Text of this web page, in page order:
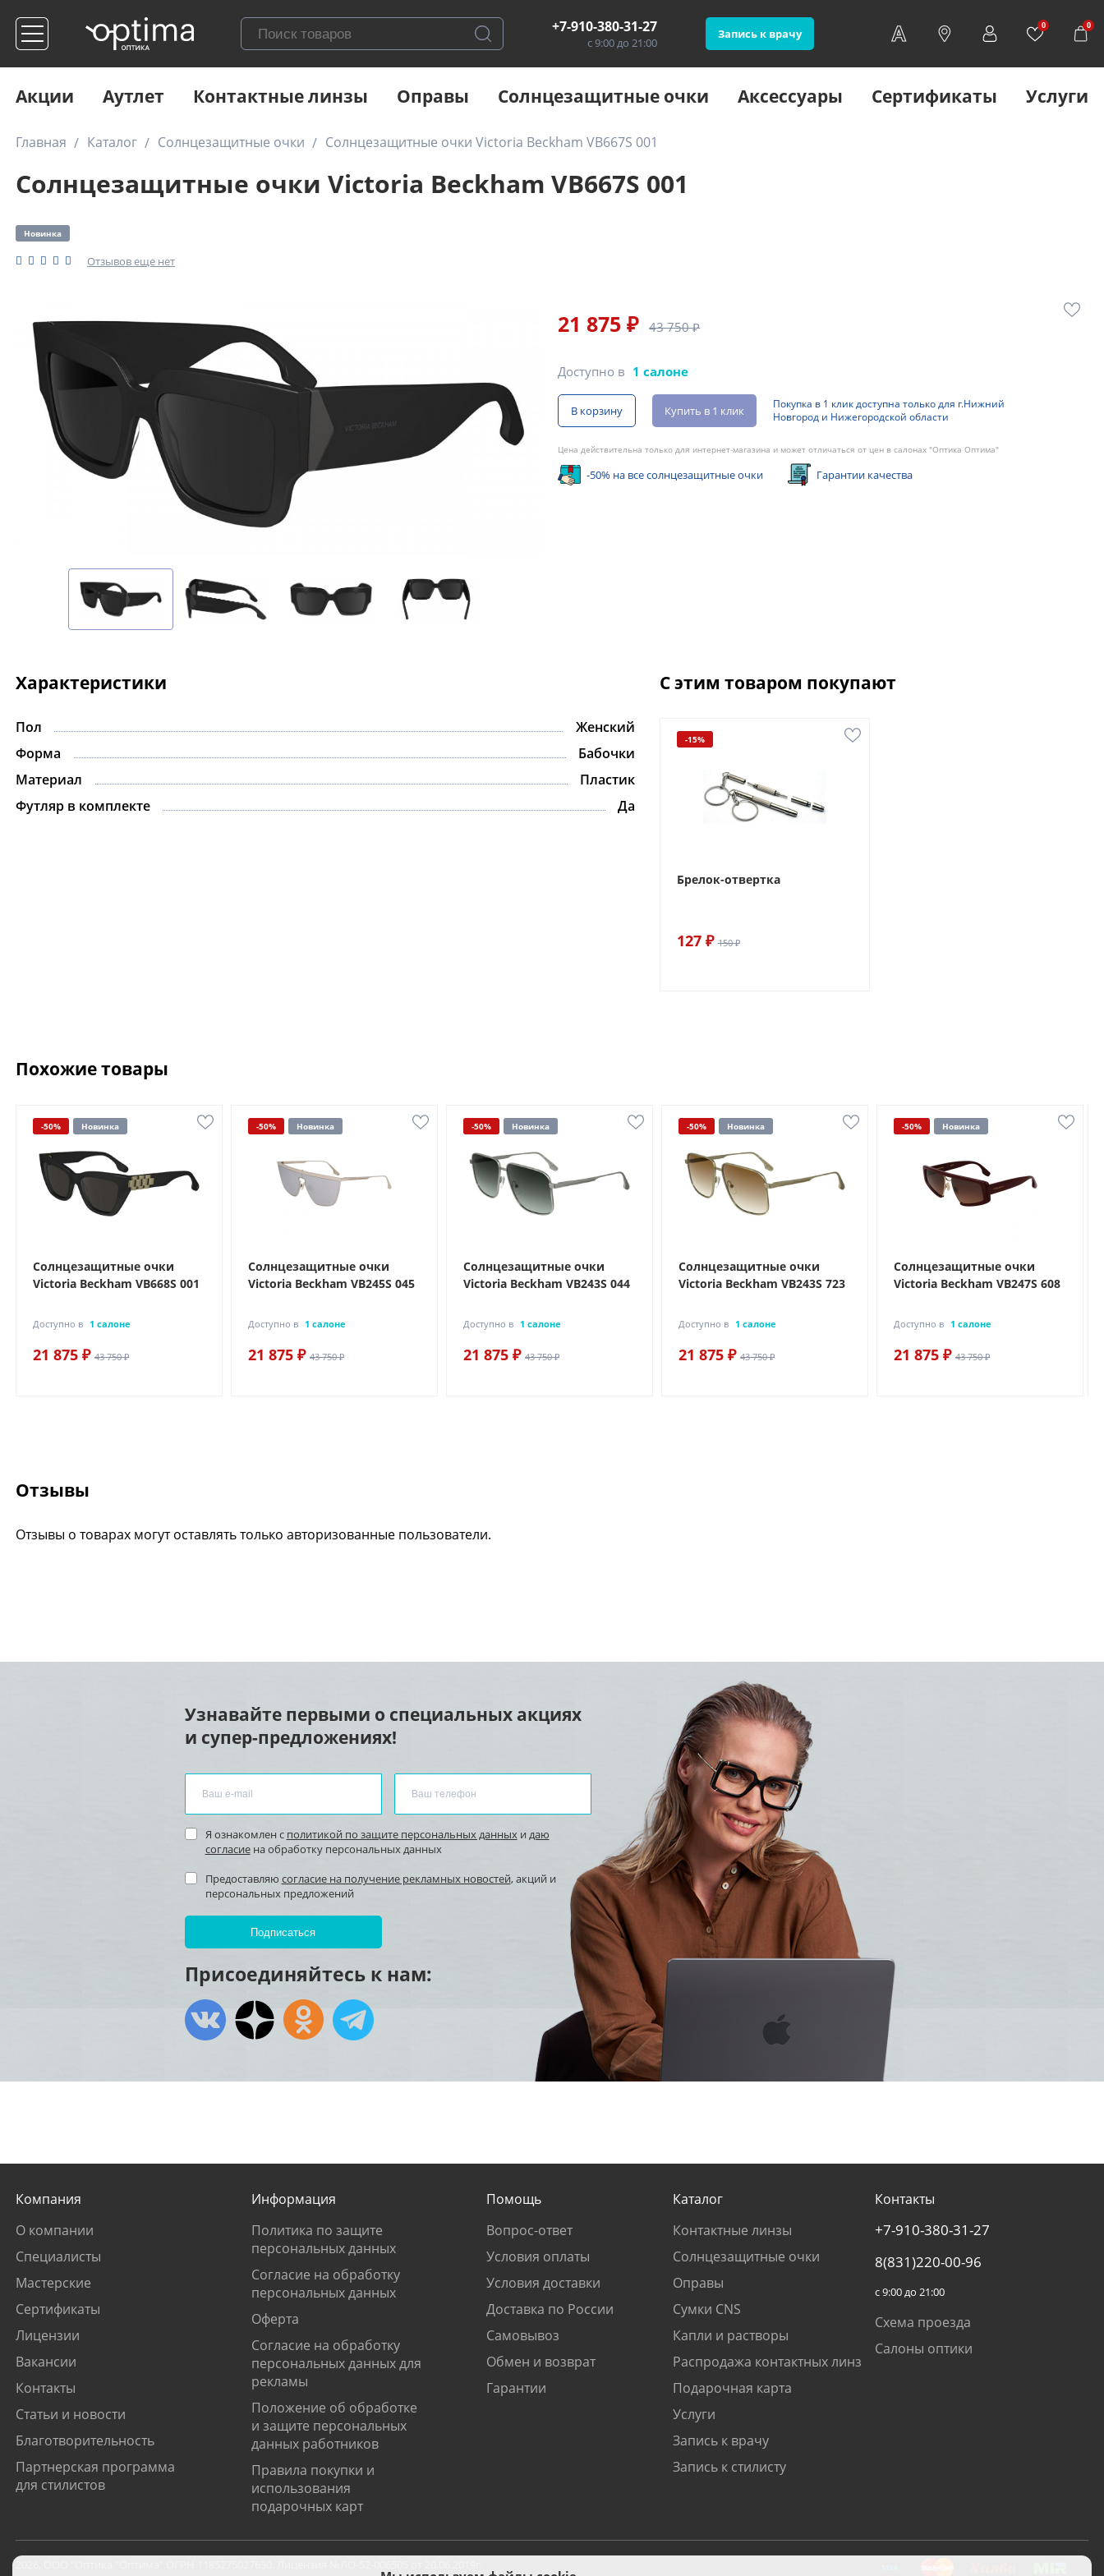
+7-910-380-31-27
с 9:00 до 21:00
Запись к врачу
0 0
Акции Аутлет Контактные линзы Оправы Солнцезащитные очки Аксессуары Сертификаты Услуги
Главная Каталог Солнцезащитные очки Солнцезащитные очки Victoria Beckham VB667S 001
Солнцезащитные очки Victoria Beckham VB667S 001
Новинка
Отзывов еще нет
21 875 ₽ 43 750 ₽
Доступно в 1 салоне
В корзину Купить в 1 клик
Покупка в 1 клик доступна только для г.Нижний
Новгород и Нижегородской области
Цена действительна только для интернет-магазина и может отличаться от цен в салонах "Оптика Оптима"
-50% на все солнцезащитные очки Гарантии качества
Характеристики
Пол
Женский
Форма
Бабочки
Материал
Пластик
Футляр в комплекте
Да
С этим товаром покупают
-15%
Брелок-отвертка
127 ₽ 150 ₽
Похожие товары
-50% Новинка
Солнцезащитные очки
Victoria Beckham VB668S 001
Доступно в 1 салоне
21 875 ₽ 43 750 ₽
-50% Новинка
Солнцезащитные очки
Victoria Beckham VB245S 045
Доступно в 1 салоне
21 875 ₽ 43 750 ₽
-50% Новинка
Солнцезащитные очки
Victoria Beckham VB243S 044
Доступно в 1 салоне
21 875 ₽ 43 750 ₽
-50% Новинка
Солнцезащитные очки
Victoria Beckham VB243S 723
Доступно в 1 салоне
21 875 ₽ 43 750 ₽
-50% Новинка
Солнцезащитные очки
Victoria Beckham VB247S 608
Доступно в 1 салоне
21 875 ₽ 43 750 ₽
Отзывы
Отзывы о товарах могут оставлять только авторизованные пользователи.
Узнавайте первыми о специальных акциях
и супер-предложениях!
Я ознакомлен с политикой по защите персональных данных и даю
согласиена обработку персональных данных
Предоставляю согласие на получение рекламных новостей, акций и
персональных предложений
Присоединяйтесь к нам:
Компания
О компании
Специалисты
Мастерские
Сертификаты
Лицензии
Вакансии
Контакты
Статьи и новости
Благотворительность
Партнерская программа
для стилистов
Информация
Политика по защите
персональных данных
Согласие на обработку
персональных данных
Оферта
Согласие на обработку
персональных данных для
рекламы
Положение об обработке
и защите персональных
данных работников
Правила покупки и
использования
подарочных карт
Помощь
Вопрос-ответ
Условия оплаты
Условия доставки
Доставка по России
Самовывоз
Обмен и возврат
Гарантии
Каталог
Контактные линзы
Солнцезащитные очки
Оправы
Сумки CNS
Капли и растворы
Распродажа контактных линз
Подарочная карта
Услуги
Запись к врачу
Запись к стилисту
Контакты
+7-910-380-31-27
8(831)220-00-96
с 9:00 до 21:00
Схема проезда
Салоны оптики